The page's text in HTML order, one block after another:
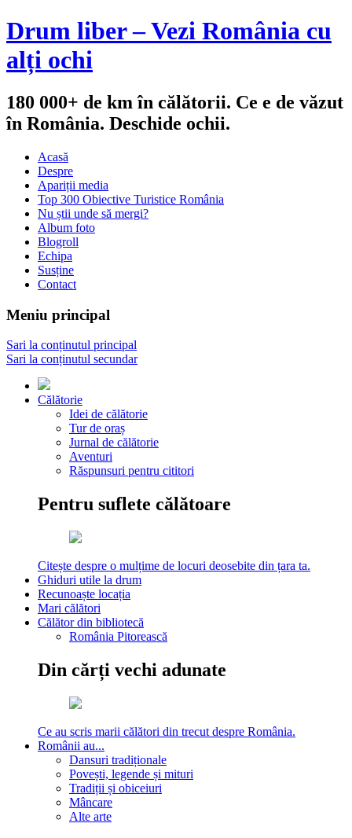
Drum liber – Vezi România cu
alți ochi
180 000+ de km în călătorii. Ce e de văzut
în România. Deschide ochii.
Acasă
Despre
Apariții media
Top 300 Obiective Turistice România
Nu știi unde să mergi?
Album foto
Blogroll
Echipa
Susține
Contact
Meniu principal
Sari la conținutul principal
Sari la conținutul secundar
Călătorie
Idei de călătorie
Tur de oraș
Jurnal de călătorie
Aventuri
Răspunsuri pentru cititori
Pentru suflete călătoare
Citește despre o mulțime de locuri deosebite din țara ta.
Ghiduri utile la drum
Recunoaște locația
Mari călători
Călător din bibliotecă
România Pitorească
Din cărți vechi adunate
Ce au scris marii călători din trecut despre România.
Românii au...
Dansuri tradiționale
Povești, legende și mituri
Tradiții și obiceiuri
Mâncare
Alte arte